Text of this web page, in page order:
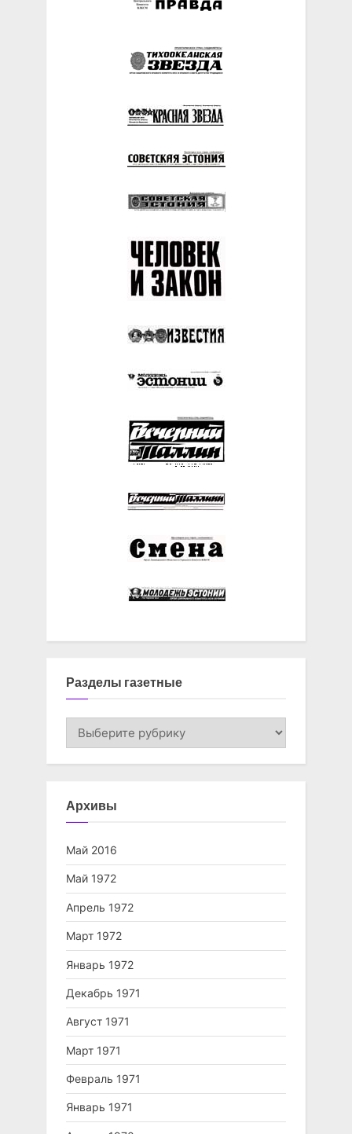
Разделы газетные
Разделы
Архивы
Май 2016
Май 1972
Апрель 1972
Март 1972
Январь 1972
Декабрь 1971
Август 1971
Март 1971
Февраль 1971
Январь 1971